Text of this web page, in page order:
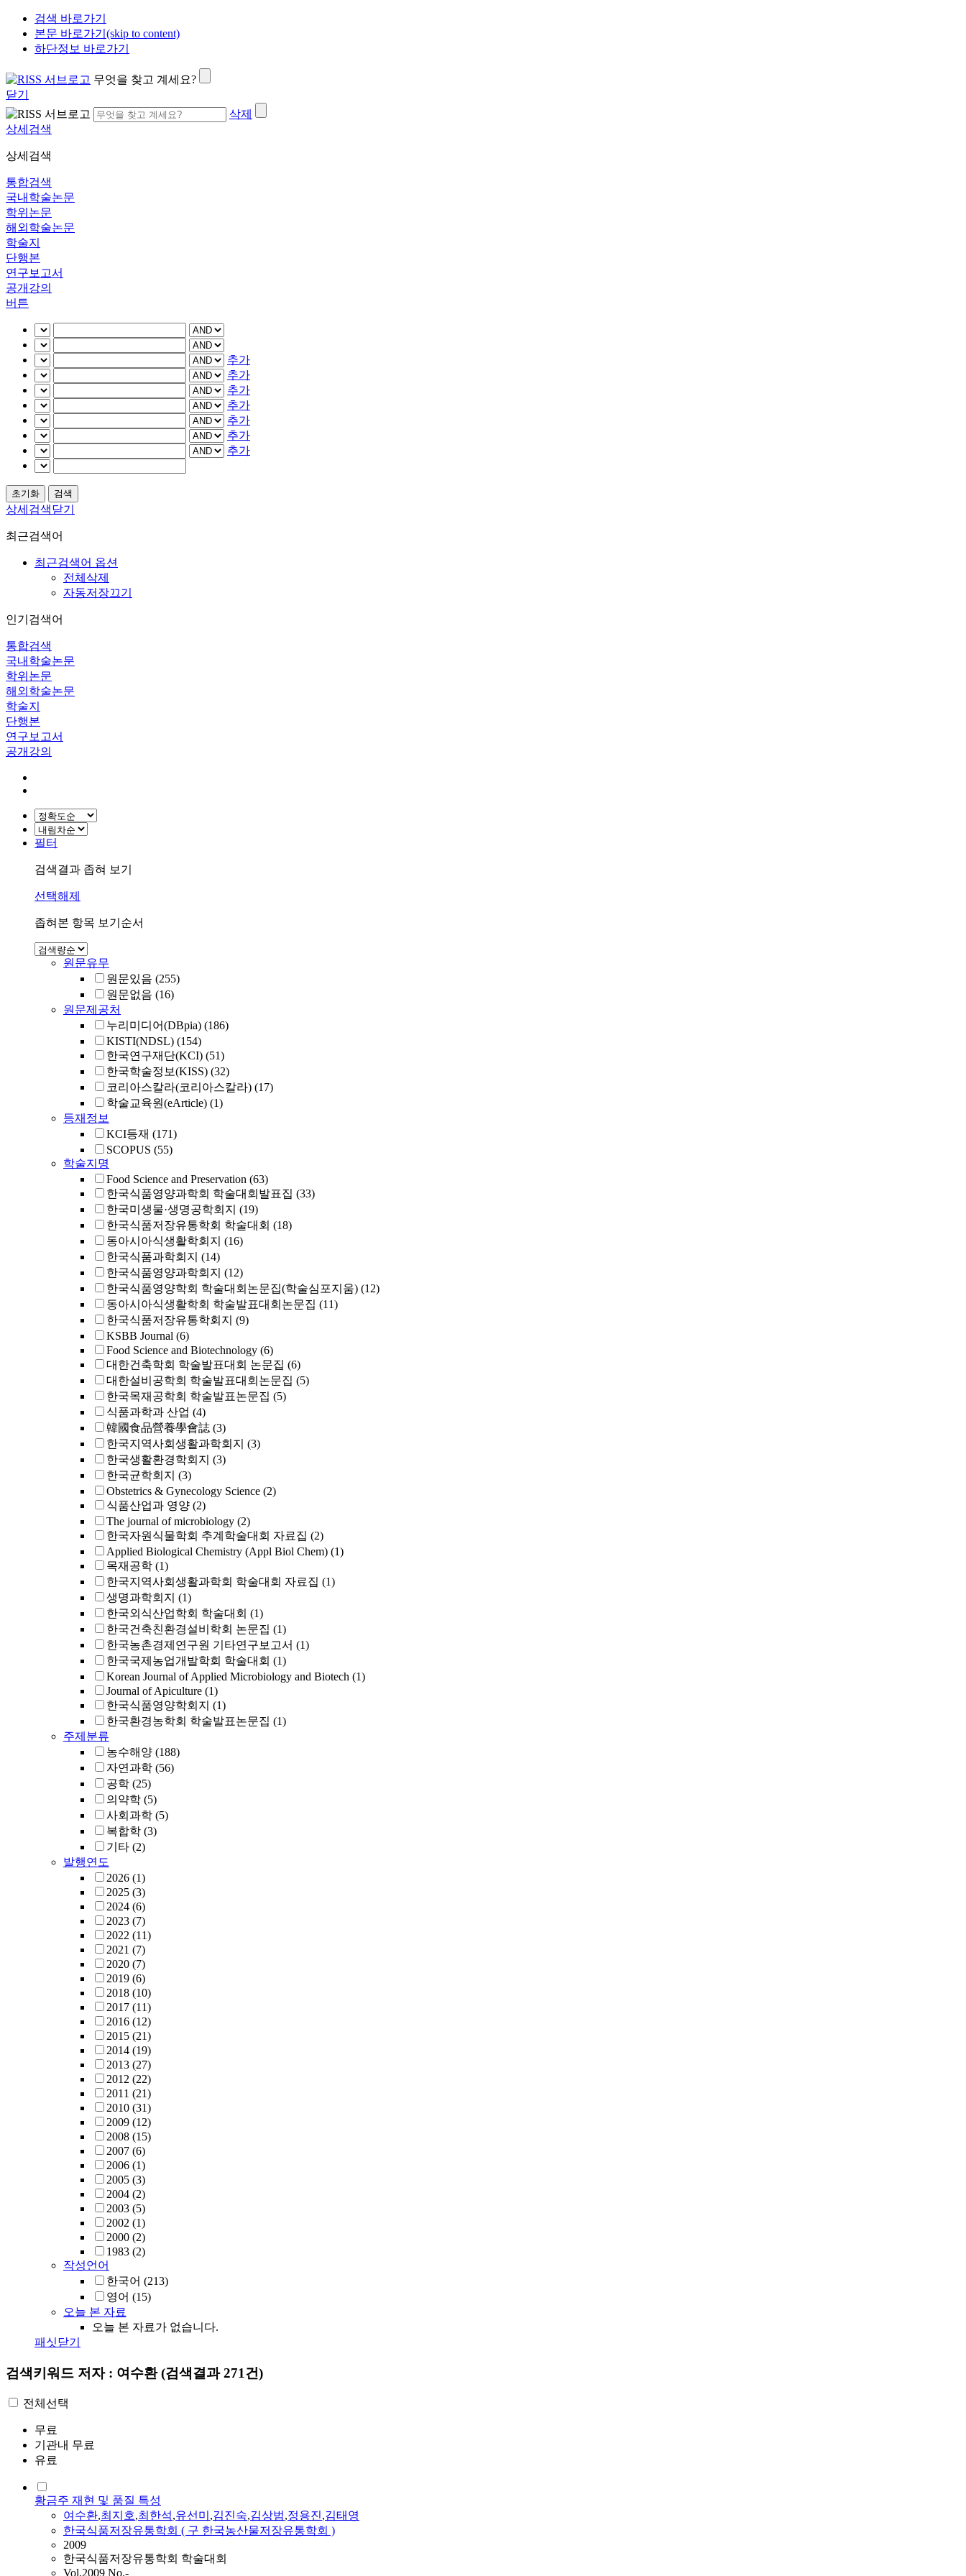
검색 바로가기
본문 바로가기(skip to content)
하단정보 바로가기
무엇을 찾고 계세요?
닫기
삭제
상세검색
상세검색
통합검색
국내학술논문
학위논문
해외학술논문
학술지
단행본
연구보고서
공개강의
버튼
추가
추가
추가
추가
추가
추가
추가
상세검색닫기
최근검색어
최근검색어 옵션
전체삭제
자동저장끄기
인기검색어
통합검색
국내학술논문
학위논문
해외학술논문
학술지
단행본
연구보고서
공개강의
필터
검색결과 좁혀 보기
선택해제
좁혀본 항목 보기순서
원문유무
원문있음 (255)
원문없음 (16)
원문제공처
누리미디어(DBpia) (186)
KISTI(NDSL) (154)
한국연구재단(KCI) (51)
한국학술정보(KISS) (32)
코리아스칼라(코리아스칼라) (17)
학술교육원(eArticle) (1)
등재정보
KCI등재 (171)
SCOPUS (55)
학술지명
Food Science and Preservation (63)
한국식품영양과학회 학술대회발표집 (33)
한국미생물·생명공학회지 (19)
한국식품저장유통학회 학술대회 (18)
동아시아식생활학회지 (16)
한국식품과학회지 (14)
한국식품영양과학회지 (12)
한국식품영양학회 학술대회논문집(학술심포지움) (12)
동아시아식생활학회 학술발표대회논문집 (11)
한국식품저장유통학회지 (9)
KSBB Journal (6)
Food Science and Biotechnology (6)
대한건축학회 학술발표대회 논문집 (6)
대한설비공학회 학술발표대회논문집 (5)
한국목재공학회 학술발표논문집 (5)
식품과학과 산업 (4)
韓國食品營養學會誌 (3)
한국지역사회생활과학회지 (3)
한국생활환경학회지 (3)
한국균학회지 (3)
Obstetrics & Gynecology Science (2)
식품산업과 영양 (2)
The journal of microbiology (2)
한국자원식물학회 추계학술대회 자료집 (2)
Applied Biological Chemistry (Appl Biol Chem) (1)
목재공학 (1)
한국지역사회생활과학회 학술대회 자료집 (1)
생명과학회지 (1)
한국외식산업학회 학술대회 (1)
한국건축친환경설비학회 논문집 (1)
한국농촌경제연구원 기타연구보고서 (1)
한국국제농업개발학회 학술대회 (1)
Korean Journal of Applied Microbiology and Biotech (1)
Journal of Apiculture (1)
한국식품영양학회지 (1)
한국환경농학회 학술발표논문집 (1)
주제분류
농수해양 (188)
자연과학 (56)
공학 (25)
의약학 (5)
사회과학 (5)
복합학 (3)
기타 (2)
발행연도
2026 (1)
2025 (3)
2024 (6)
2023 (7)
2022 (11)
2021 (7)
2020 (7)
2019 (6)
2018 (10)
2017 (11)
2016 (12)
2015 (21)
2014 (19)
2013 (27)
2012 (22)
2011 (21)
2010 (31)
2009 (12)
2008 (15)
2007 (6)
2006 (1)
2005 (3)
2004 (2)
2003 (5)
2002 (1)
2000 (2)
1983 (2)
작성언어
한국어 (213)
영어 (15)
오늘 본 자료
오늘 본 자료가 없습니다.
패싯닫기
검색키워드 저자 : 여수환(검색결과 271건)
전체선택
무료
기관내 무료
유료
황금주 재현 및 품질 특성
여수환,최지호,최한석,유선미 ,김진숙,김상범,정용진,김태영
한국식품저장유통학회 ( 구 한국농산물저장유통학회 )
2009
한국식품저장유통학회 학술대회
Vol.2009 No.-